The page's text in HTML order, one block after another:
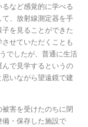
など感覚的に学べる
、放射線測定器を手
を見ることができた
せていただくことも
でしたが、普通に生活
で見学するというの
いながら望遠鏡で建
害を受けたのちに閉
・保存した施設で